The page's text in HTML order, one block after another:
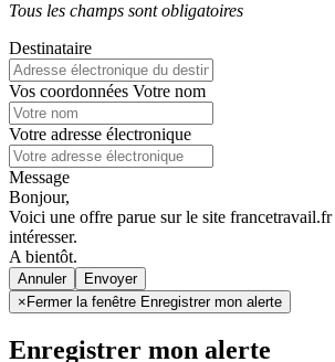
Tous les champs sont obligatoires
Destinataire
Vos coordonnées Votre nom
Votre adresse électronique
Message
Bonjour,
Voici une offre parue sur le site
intéresser.
A bientôt.
Annuler
× Fermer la fenêtre Enregistrer mon alerte
Enregistrer mon alerte